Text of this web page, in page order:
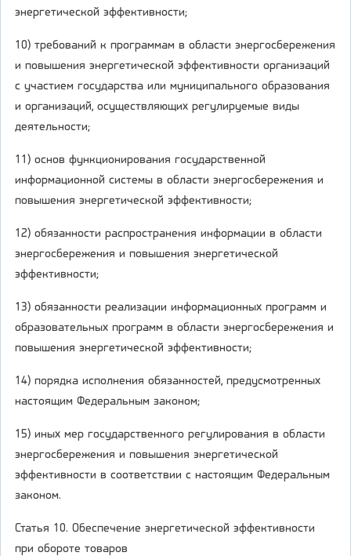
энергетической эффективности;
10) требований к программам в области энергосбережения
и повышения энергетической эффективности организаций
с участием государства или муниципального образования
и организаций, осуществляющих регулируемые виды
деятельности;
11) основ функционирования государственной
информационной системы в области энергосбережения и
повышения энергетической эффективности;
12) обязанности распространения информации в области
энергосбережения и повышения энергетической
эффективности;
13) обязанности реализации информационных программ и
образовательных программ в области энергосбережения и
повышения энергетической эффективности;
14) порядка исполнения обязанностей, предусмотренных
настоящим Федеральным законом;
15) иных мер государственного регулирования в области
энергосбережения и повышения энергетической
эффективности в соответствии с настоящим Федеральным
законом.
Статья 10. Обеспечение энергетической эффективности
при обороте товаров